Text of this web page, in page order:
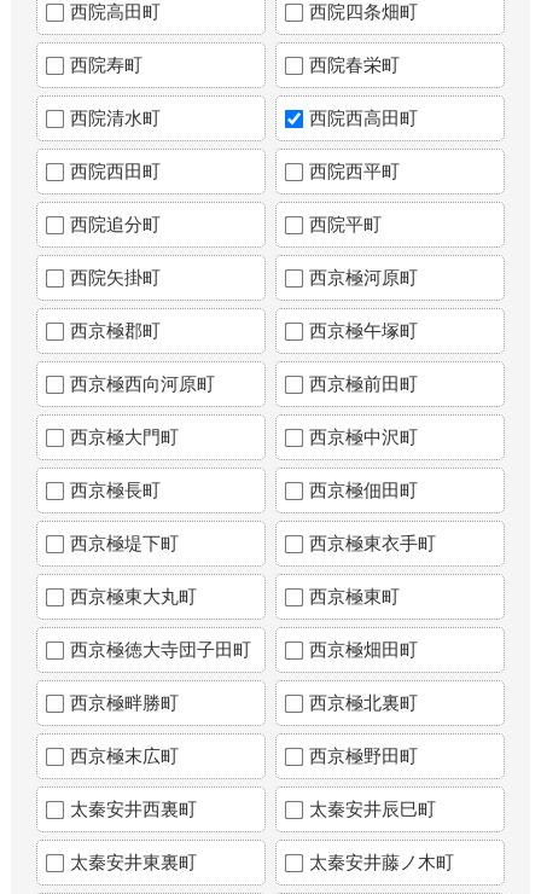
西院高田町 西院四条畑町
西院寿町 西院春栄町
西院清水町 西院西高田町
西院西田町 西院西平町
西院追分町 西院平町
西院矢掛町 西京極河原町
西京極郡町 西京極午塚町
西京極西向河原町 西京極前田町
西京極大門町 西京極中沢町
西京極長町 西京極佃田町
西京極堤下町 西京極東衣手町
西京極東大丸町 西京極東町
西京極徳大寺団子田町 西京極畑田町
西京極畔勝町 西京極北裏町
西京極末広町 西京極野田町
太秦安井西裏町 太秦安井辰巳町
太秦安井東裏町 太秦安井藤ノ木町